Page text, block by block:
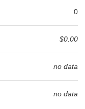
0
$0.00
no data
no data